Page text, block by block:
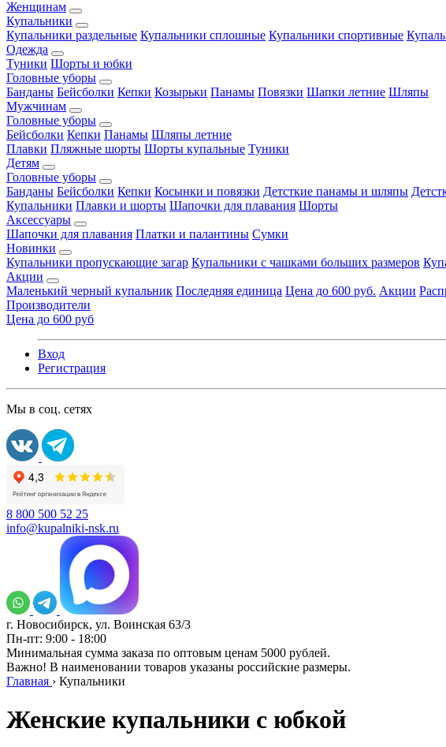
Женщинам
Купальники
Купальники раздельные Купальники сплошные Купальники спортивные
Одежда
Туники Шорты и юбки
Головные уборы
Банданы Бейсболки Кепки Козырьки Панамы Повязки Шапки летние Шляпы
Мужчинам
Головные уборы
Бейсболки Кепки Панамы Шляпы летние
Плавки Пляжные шорты Шорты купальные Туники
Детям
Головные уборы
Банданы Бейсболки Кепки Косынки и повязки Детсткие панамы и шляпы
Купальники Плавки и шорты Шапочки для плавания Шорты
Аксессуары
Шапочки для плавания Платки и палантины Сумки
Новинки
Купальники пропускающие загар Купальники с чашками больших размеров
Акции
Маленький черный купальник Последняя единица Цена до 600 руб. Акции
Производители
Цена до 600 руб
Вход
Регистрация
Мы в соц. сетях
8 800 500 52 25
info@kupalniki-nsk.ru
г. Новосибирск, ул. Воинская 63/3
Пн-пт: 9:00 - 18:00
Минимальная сумма заказа по оптовым ценам 5000 рублей.
Важно! В наименовании товаров указаны российские размеры.
Главная › Купальники
Женские купальники с юбкой